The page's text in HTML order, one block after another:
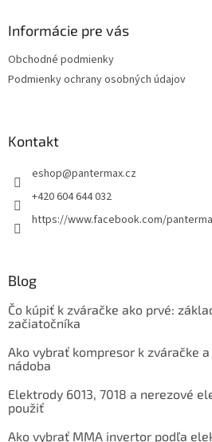
Informácie pre vás
Obchodné podmienky
Podmienky ochrany osobných údajov
Kontakt
eshop@pantermax.cz
+420 604 644 032
https://www.facebook.com/
Blog
Čo kúpiť k zváračke ako prvé:
začiatočníka
Ako vybrať kompresor k zváračke
nádoba
Elektrody 6013, 7018 a nerezové
použiť
Ako vybrať MMA invertor podľa